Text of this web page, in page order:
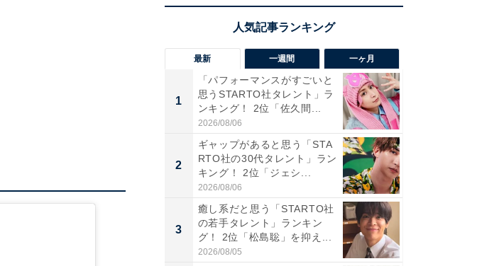
最新 一週間 一ヶ月
1
「パフォーマンスがすごいと
思うSTARTO社タレント」ラ
ンキング！ 2位「佐久間...
2026/08/06
2
ギャップがあると思う「STA
RTO社の30代タレント」ラン
キング！ 2位「ジェシ...
2026/08/06
3
癒し系だと思う「STARTO社
の若手タレント」ランキン
グ！ 2位「松島聡」を抑え...
2026/08/05